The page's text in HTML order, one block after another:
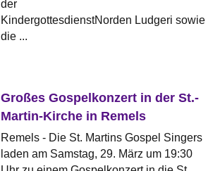
der
KindergottesdienstNorden Ludgeri sowie
die ...
Großes Gospelkonzert in der St.-
Martin-Kirche in Remels
Remels - Die St. Martins Gospel Singers
laden am Samstag, 29. März um 19:30